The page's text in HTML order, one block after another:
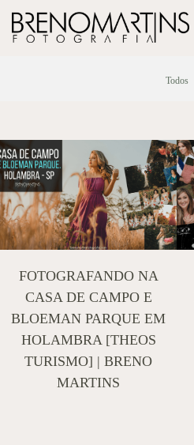
Todos
FOTOGRAFANDO NA
CASA DE CAMPO E
BLOEMAN PARQUE EM
HOLAMBRA [THEOS
TURISMO] | BRENO
MARTINS